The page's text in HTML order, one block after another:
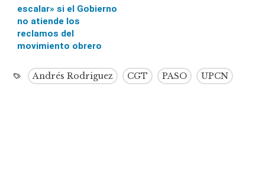
escalar» si el Gobierno
no atiende los
reclamos del
movimiento obrero
Andrés Rodriguez CGT PASO UPCN